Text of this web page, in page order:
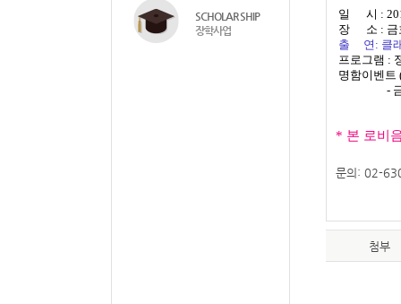
SCHOLAR SHIP
장학사업
일 시 :
장 소 : 금
출 연: 클
프로그램 :
명함이벤트
- 금
* 본 로비
문의: 02-
첨부